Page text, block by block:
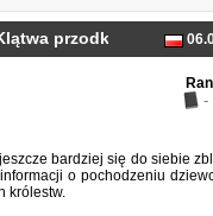
przodków. Tom 3.
-
bardziej się do siebie
o pochodzeniu
królestw.